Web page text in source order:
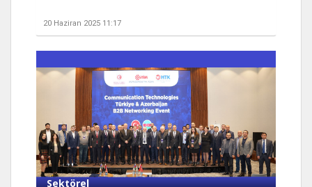
20 Haziran 2025 11:17
Sektörel